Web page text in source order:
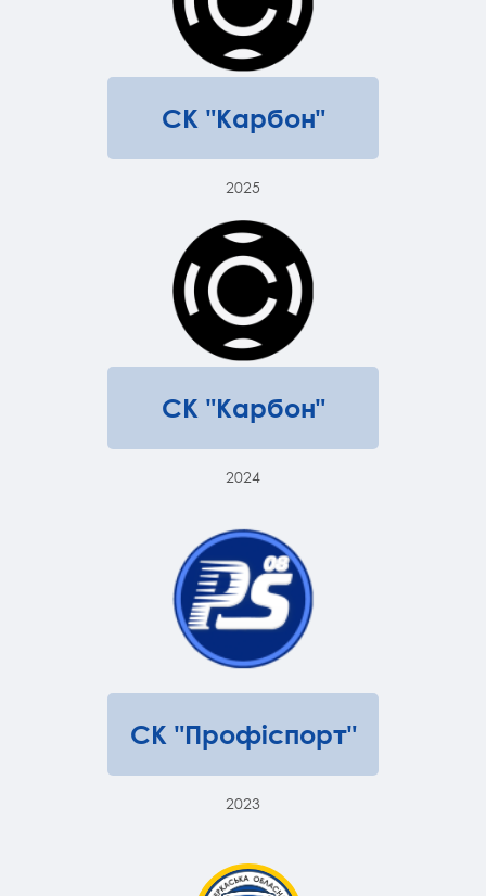
СК "Карбон"
2025
СК "Карбон"
2024
СК "Профіспорт"
2023